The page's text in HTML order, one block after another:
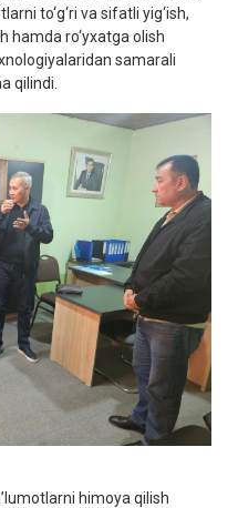
to‘g‘ri va sifatli yig‘ish,
hamda ro‘yxatga olish
samarali
qilindi.
himoya qilish